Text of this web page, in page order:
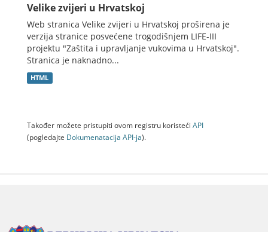
Velike zvijeri u Hrvatskoj
Web stranica Velike zvijeri u Hrvatskoj proširena je
verzija stranice posvećene trogodišnjem LIFE-III
projektu "Zaštita i upravljanje vukovima u Hrvatskoj".
Stranica je naknadno...
HTML
Također možete pristupiti ovom registru koristeći API
(pogledajte Dokumenаtаcijа API-jа).